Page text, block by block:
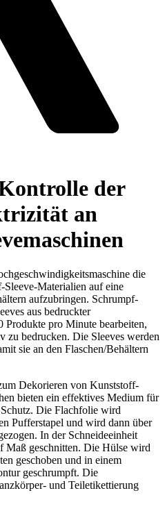
der
an
die
Materialien auf eine
aufzubringen. Schrumpf-
aus bedruckter
pro Minute bearbeiten,
zu bedrucken. Die Sleeves werden
sie an den Flaschen/Behältern
Dekorieren von Kunststoff-
bieten ein effektives Medium für
Die Flachfolie wird
Pufferstapel und wird dann über
In der Schneideeinheit
Maß geschnitten. Die Hülse wird
geschoben und in einem
geschrumpft. Die
und Teiletikettierung